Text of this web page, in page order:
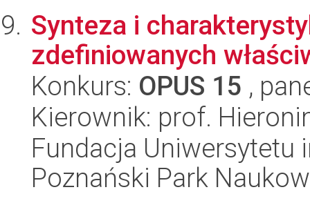
Synteza i
zdefiniowanych
Konkurs: OPUS 15 ,
Kierownik: prof.
Fundacja Uniwersytetu
Poznański Park